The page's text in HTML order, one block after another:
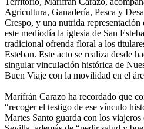
Agricultura, Ganadería, Pesca y
Crespo, y una nutrida
este mediodía la iglesia de San
tradicional ofrenda floral a los
Esteban. Este acto se realiza desde
singular vinculación histórica de
Buen Viaje con la movilidad en el
Marifrán Carazo ha recordado que
“recoger el testigo de ese vínculo
Martes Santo guarda con los